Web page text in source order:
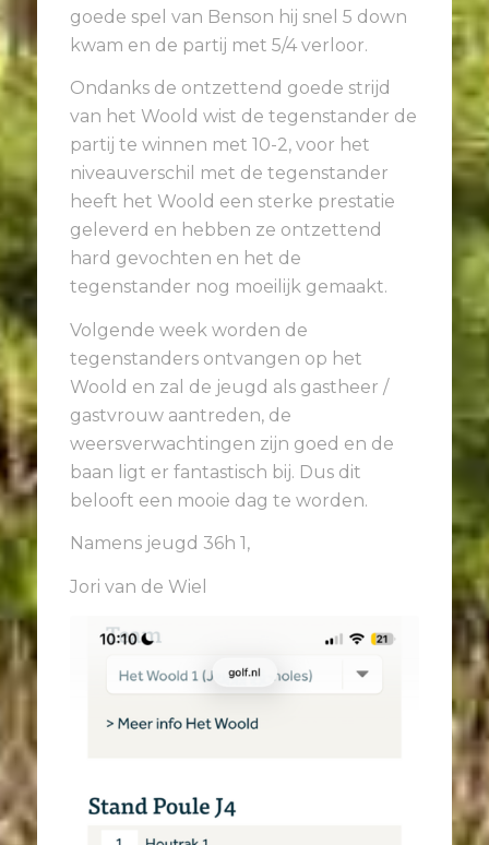
goede spel van Benson hij snel 5 down
kwam en de partij met 5/4 verloor.
Ondanks de ontzettend goede strijd
van het Woold wist de tegenstander de
partij te winnen met 10-2, voor het
niveauverschil met de tegenstander
heeft het Woold een sterke prestatie
geleverd en hebben ze ontzettend
hard gevochten en het de
tegenstander nog moeilijk gemaakt.
Volgende week worden de
tegenstanders ontvangen op het
Woold en zal de jeugd als gastheer /
gastvrouw aantreden, de
weersverwachtingen zijn goed en de
baan ligt er fantastisch bij. Dus dit
belooft een mooie dag te worden.
Namens jeugd 36h 1,
Jori van de Wiel